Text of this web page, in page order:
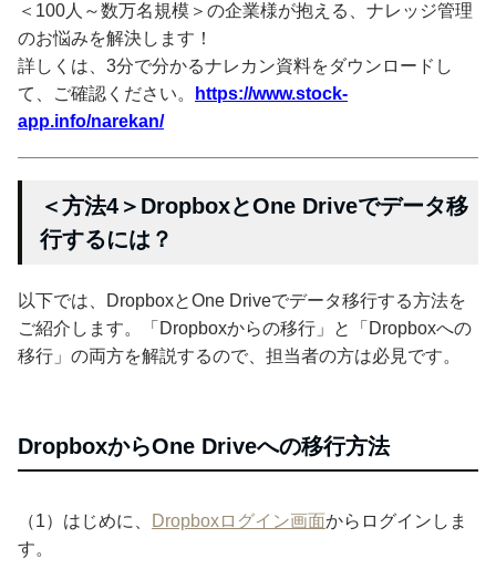
＜100人～数万名規模＞の企業様が抱える、ナレッジ管理
のお悩みを解決します！
詳しくは、3分で分かるナレカン資料をダウンロードし
て、ご確認ください。
https://www.stock-
app.info/narekan/
＜方法4＞DropboxとOne Driveでデータ移
行するには？
以下では、DropboxとOne Driveでデータ移行する方法を
ご紹介します。「Dropboxからの移行」と「Dropboxへの
移行」の両方を解説するので、担当者の方は必見です。
DropboxからOne Driveへの移行方法
（1）はじめに、 Dropboxログイン画面からログインしま
す。